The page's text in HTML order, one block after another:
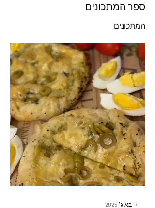
ספר המתכונים
המתכונים
17 באוג׳ 2025